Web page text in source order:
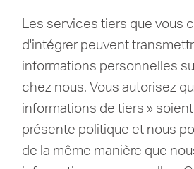
Les services tiers que vous
d'intégrer peuvent
informations personnelles
chez nous.Vous autorisez
informations de tiers »
présente politique et nous
de la même manière que